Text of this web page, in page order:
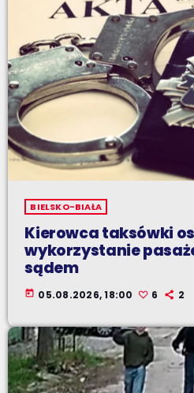
BIELSKO-BIAŁA
Kierowca taksówki
wykorzystanie
sądem
today 05.08.2026, 18:00 6 2